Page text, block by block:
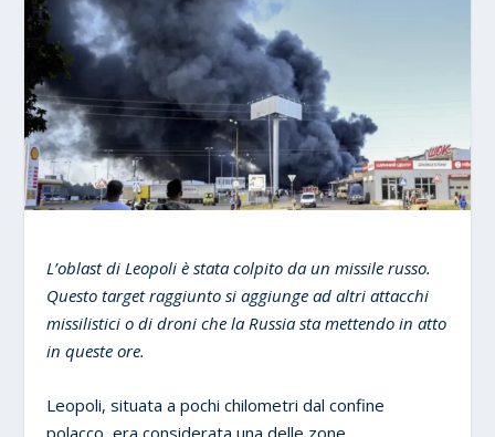
L’oblast di Leopoli è stata colpito da un missile russo.
Questo target raggiunto si aggiunge ad altri attacchi
missilistici o di droni che la Russia sta mettendo in atto
in queste ore.
Leopoli, situata a pochi chilometri dal confine
polacco, era considerata una delle zone